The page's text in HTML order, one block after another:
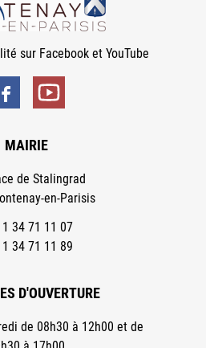
sur Facebook et YouTube
MAIRIE
de Stalingrad
en-Parisis
34 71 11 07
34 71 11 89
D'OUVERTURE
de 08h30 à 12h00 et de